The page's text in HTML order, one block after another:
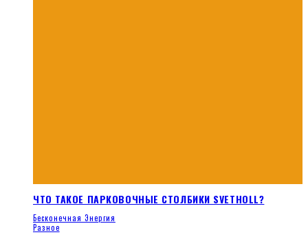
ЧТО ТАКОЕ ПАРКОВОЧНЫЕ СТОЛБИКИ SVETHOLL?
Бесконечная Энергия
Разное